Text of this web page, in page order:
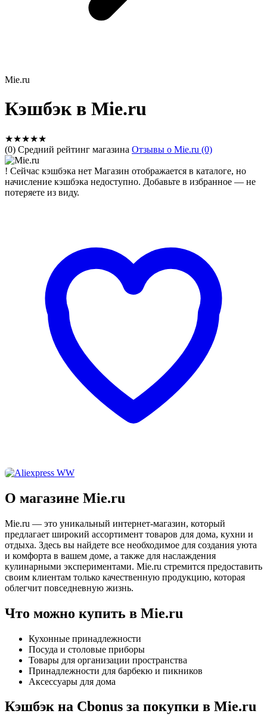
Mie.ru
Кэшбэк в Mie.ru
★★★★★
(0) Средний рейтинг магазина Отзывы о Mie.ru (0)
! Сейчас кэшбэка нет Магазин отображается в каталоге, но
начисление кэшбэка недоступно. Добавьте в избранное — не
потеряете из виду.
О магазине Mie.ru
Mie.ru — это уникальный интернет-магазин, который
предлагает широкий ассортимент товаров для дома, кухни и
отдыха. Здесь вы найдете все необходимое для создания уюта
и комфорта в вашем доме, а также для наслаждения
кулинарными экспериментами. Mie.ru стремится предоставить
своим клиентам только качественную продукцию, которая
облегчит повседневную жизнь.
Что можно купить в Mie.ru
Кухонные принадлежности
Посуда и столовые приборы
Товары для организации пространства
Принадлежности для барбекю и пикников
Аксессуары для дома
Кэшбэк на Cbonus за покупки в Mie.ru